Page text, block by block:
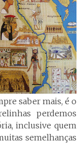
saber mais, é o
perdemos
inclusive quem
semelhanças